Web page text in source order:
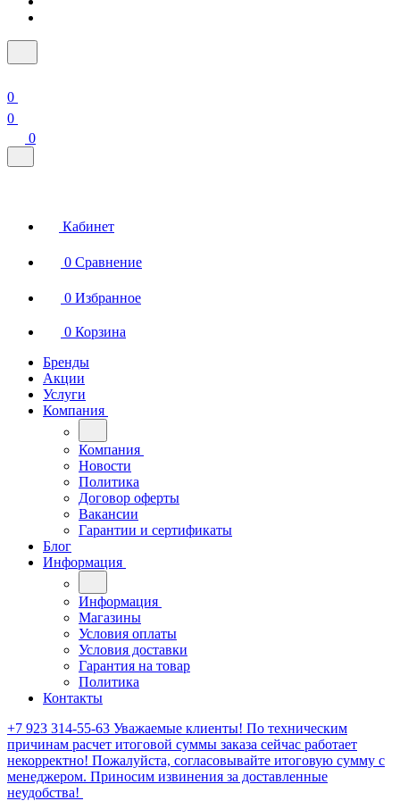
0
0
0
Кабинет
0 Сравнение
0 Избранное
0 Корзина
Бренды
Акции
Услуги
Компания
Компания
Новости
Политика
Договор оферты
Вакансии
Гарантии и сертификаты
Блог
Информация
Информация
Магазины
Условия оплаты
Условия доставки
Гарантия на товар
Политика
Контакты
+7 923 314-55-63 Уважаемые клиенты! По техническим
причинам расчет итоговой суммы заказа сейчас работает
некорректно! Пожалуйста, согласовывайте итоговую сумму с
менеджером. Приносим извинения за доставленные
неудобства!